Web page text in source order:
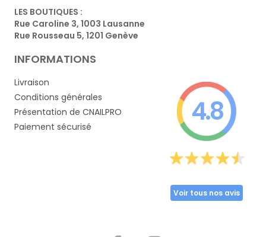
LES BOUTIQUES :
Rue Caroline 3, 1003 Lausanne
Rue Rousseau 5, 1201 Genève
INFORMATIONS
Livraison
Conditions générales
Présentation de CNAILPRO
Paiement sécurisé
4.8
Voir tous nos avis